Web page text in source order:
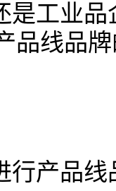
是工业
品线品
行产品